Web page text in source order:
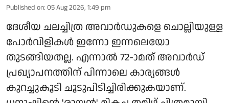
Published on: 05 Aug 2026, 1:49 pm
ദേശീയ ചലച്ചിത്ര അവാർഡുകളെ ചൊല്ലിയുള്ള
പോർവിളികൾ ഇന്നോ ഇന്നലെയോ
തുടങ്ങിയതല്ല. എന്നാൽ 72-ാമത് അവാർഡ്
പ്രഖ്യാപനത്തിന് പിന്നാലെ കാര്യങ്ങൾ
കുറച്ചുകൂടി ചൂടുപിടിച്ചിരിക്കുകയാണ്.